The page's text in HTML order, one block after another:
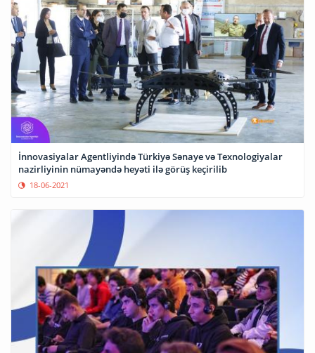
İnnovasiyalar Agentliyində Türkiyə Sənaye və Texnologiyalar
nazirliyinin nümayəndə heyəti ilə görüş keçirilib
18-06-2021